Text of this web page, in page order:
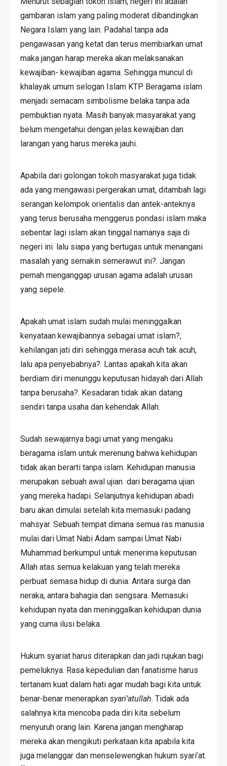
gambaran islam yang paling moderat dibandingkan
Negara Islam yang lain. Padahal tanpa ada
pengawasan yang ketat dan terus membiarkan umat
maka jangan harap mereka akan melaksanakan
kewajiban- kewajiban agama. Sehingga muncul di
khalayak umum selogan Islam KTP. Beragama islam
menjadi semacam simbolisme belaka tanpa ada
pembuktian nyata. Masih banyak masyarakat yang
belum mengetahui dengan jelas kewajiban dan
larangan yang harus mereka jauhi.
Apabila dari golongan tokoh masyarakat juga tidak
ada yang mengawasi pergerakan umat, ditambah lagi
serangan kelompok orientalis dan antek-anteknya
yang terus berusaha menggerus pondasi islam maka
sebentar lagi islam akan tinggal namanya saja di
negeri ini. lalu siapa yang bertugas untuk menangani
masalah yang semakin semerawut ini?. Jangan
pernah menganggap urusan agama adalah urusan
yang sepele.
Apakah umat islam sudah mulai meninggalkan
kenyataan kewajibannya sebagai umat islam?,
kehilangan jati diri sehingga merasa acuh tak acuh,
lalu apa penyebabnya?. Lantas apakah kita akan
berdiam diri menunggu keputusan hidayah dari Allah
tanpa berusaha?. Kesadaran tidak akan datang
sendiri tanpa usaha dan kehendak Allah.
Sudah sewajarnya bagi umat yang mengaku
beragama islam untuk merenung bahwa kehidupan
tidak akan berarti tanpa islam. Kehidupan manusia
merupakan sebuah awal ujian dari beragama ujian
yang mereka hadapi. Selanjutnya kehidupan abadi
baru akan dimulai setelah kita memasuki padang
mahsyar. Sebuah tempat dimana semua ras manusia
mulai dari Umat Nabi Adam sampai Umat Nabi
Muhammad berkumpul untuk menerima keputusan
Allah atas semua kelakuan yang telah mereka
perbuat semasa hidup di dunia. Antara surga dan
neraka, antara bahagia dan sengsara. Memasuki
kehidupan nyata dan meninggalkan kehidupan dunia
yang cuma ilusi belaka.
Hukum syariat harus diterapkan dan jadi rujukan bagi
pemeluknya. Rasa kepedulian dan fanatisme harus
tertanam kuat dalam hati agar mudah bagi kita untuk
benar-benar menerapkan syari’atullah. Tidak ada
salahnya kita mencoba pada diri kita sebelum
menyuruh orang lain. Karena jangan mengharap
mereka akan mengikuti perkataan kita apabila kita
juga melanggar dan menselewengkan hukum syari’at.